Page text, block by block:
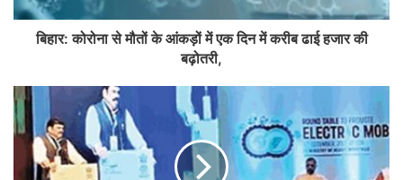
बिहार: कोरोना से मौतों के आंकड़ों में एक दिन में करीब ढाई हजार की
बढ़ोतरी,